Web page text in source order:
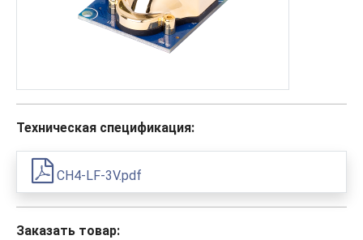
Техническая спецификация:
CH4-LF-3V.pdf
Заказать товар: